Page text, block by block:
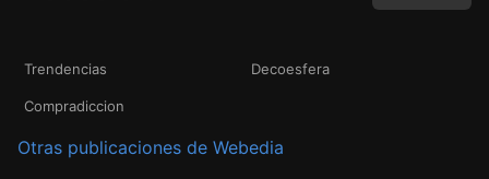
Trendencias Decoesfera
Compradiccion
Otras publicaciones de Webedia